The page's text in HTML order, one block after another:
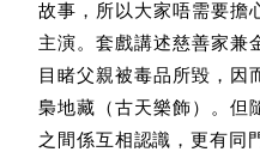
故事，所以大家唔需要擔
主演。套戲講述慈善家兼
目睹父親被毒品所毀，因
梟地藏（古天樂飾）。但
之間係互相認識，更有同